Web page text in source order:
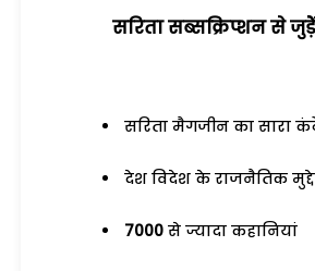
सरिता सब्सक्रिप्शन से
सरिता मैगजीन का सारा
देश विदेश के राजनैतिक मुद्दे
7000 से ज्यादा कहानियां